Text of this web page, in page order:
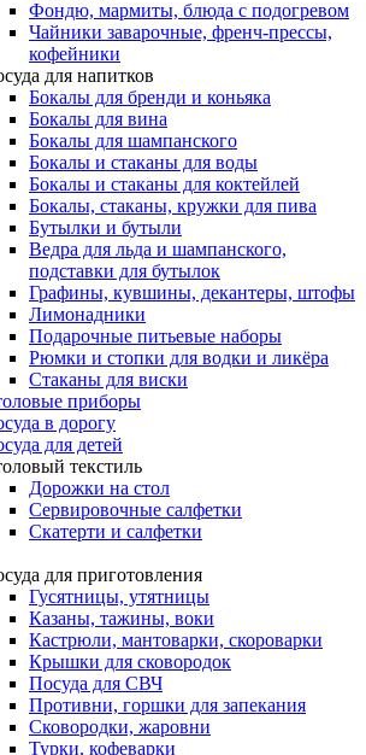
Фондю, мармиты, блюда с подогревом
Чайники заварочные, френч-прессы,
кофейники
для напитков
Бокалы для бренди и коньяка
Бокалы для вина
Бокалы для шампанского
Бокалы и стаканы для воды
Бокалы и стаканы для коктейлей
Бокалы, стаканы, кружки для пива
Бутылки и бутыли
Ведра для льда и шампанского,
подставки для бутылок
Графины, кувшины, декантеры, штофы
Лимонадники
Подарочные питьевые наборы
Рюмки и стопки для водки и ликёра
Стаканы для виски
приборы
в дорогу
для детей
текстиль
Дорожки на стол
Сервировочные салфетки
Скатерти и салфетки
для приготовления
Гусятницы, утятницы
Казаны, тажины, воки
Кастрюли, мантоварки, скороварки
Крышки для сковородок
Посуда для СВЧ
Противни, горшки для запекания
Сковородки, жаровни
Турки, кофеварки